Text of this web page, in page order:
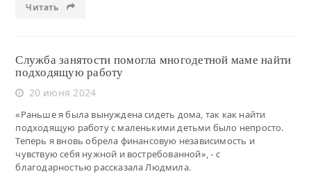
Читать
Служба занятости помогла многодетной маме найти
подходящую работу
20 июня 2024
«Раньше я была вынуждена сидеть дома, так как найти
подходящую работу с маленькими детьми было непросто.
Теперь я вновь обрела финансовую независимость и
чувствую себя нужной и востребованной», - с
благодарностью рассказала Людмила.